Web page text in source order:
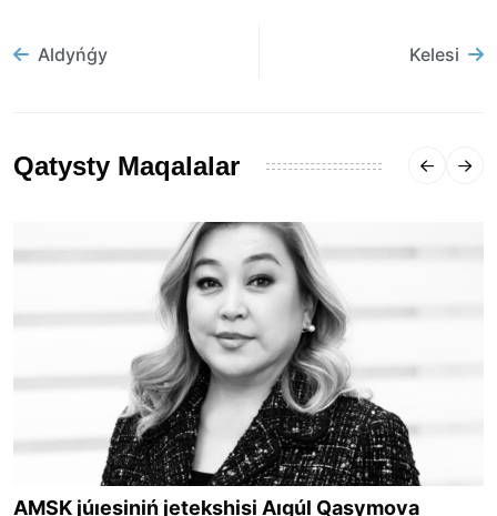
Aldyńǵy Kelesi
Qatysty Maqalalar
AMSK júıesiniń jetekshisi Aıgúl Qasymova